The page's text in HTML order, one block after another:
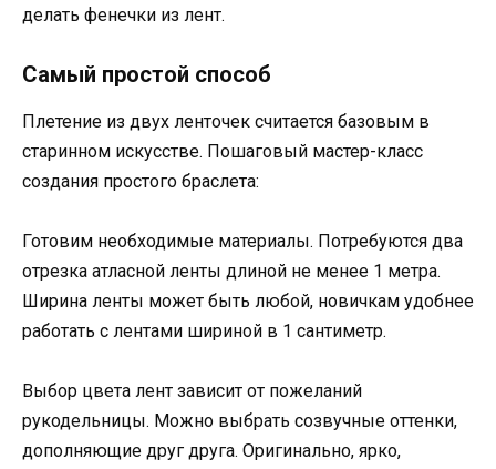
делать фенечки из лент.
Самый простой способ
Плетение из двух ленточек считается базовым в
старинном искусстве. Пошаговый мастер-класс
создания простого браслета:
Готовим необходимые материалы. Потребуются два
отрезка атласной ленты длиной не менее 1 метра.
Ширина ленты может быть любой, новичкам удобнее
работать с лентами шириной в 1 сантиметр.
Выбор цвета лент зависит от пожеланий
рукодельницы. Можно выбрать созвучные оттенки,
дополняющие друг друга. Оригинально, ярко,